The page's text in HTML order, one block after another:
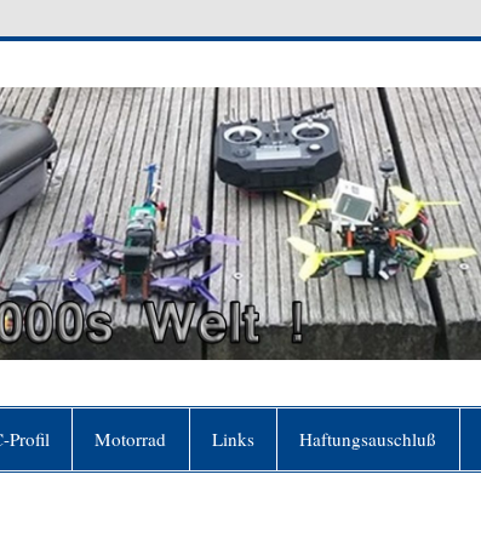
Profil Motorrad Links Haftungsauschluß